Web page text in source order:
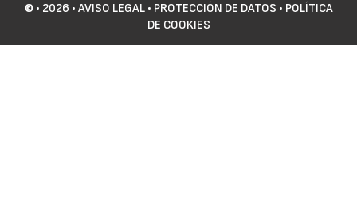
© • 2026 • AVISO LEGAL• PROTECCIÓN DE DATOS • POLÍTICA
DE COOKIES